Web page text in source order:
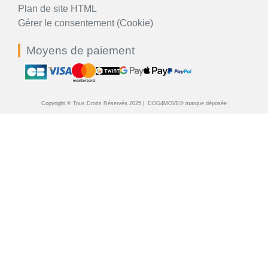
Plan de site HTML
Gérer le consentement (Cookie)
Moyens de paiement
Copyright © Tous Droits Réservés 2025 | DOG4MOVE® marque déposée